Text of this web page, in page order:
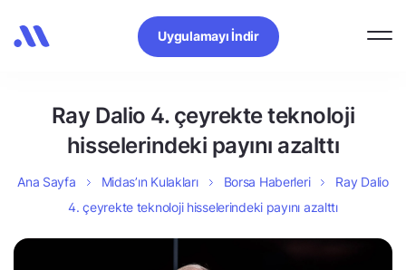
Uygulamayı İndir
Ray Dalio 4. çeyrekte teknoloji
hisselerindeki payını azalttı
Ana Sayfa Midas’ın Kulakları Borsa Haberleri
Ray Dalio
4. çeyrekte teknoloji hisselerindeki payını azalttı